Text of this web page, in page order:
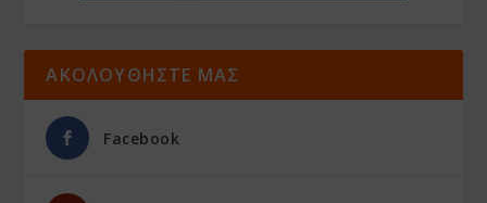
ΑΚΟΛΟΥΘΗΣΤΕ ΜΑΣ
Facebook